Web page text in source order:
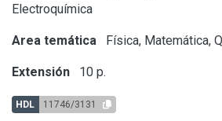
Electroquímica
Area temática Física, Matemática,
Extensión 10 p.
HDL 11746/3131